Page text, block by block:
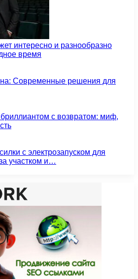
интересно и разнообразно
время
Современные решения для
бриллиантом с возвратом: миф,
с электрозапуском для
участком и…